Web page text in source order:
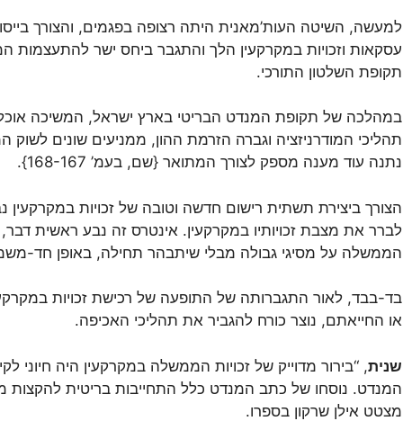
למעשה, השיטה העות’מאנית היתה רצופה בפגמים, והצורך
עסקאות וזכויות במקרקעין הלך והתגבר ביחס ישר להתעצמות
תקופת השלטון התורכי.
במהלכה של תקופת המנדט הבריטי בארץ ישראל, המשיכה
תהליכי המודרניזציה וגברה הזרמת ההון, ממניעים שונים
נתנה עוד מענה מספק לצורך המתואר {שם, בעמ’ 168-167}.
הצורך ביצירת תשתית רישום חדשה וטובה של זכויות
לברר את מצבת זכויותיו במקרקעין. אינטרס זה נבע ראשית
הממשלה על מסיגי גבולה מבלי שיתבהר תחילה, באופן חד-
בד-בבד, לאור התגברותה של התופעה של רכישת זכויות
או החייאתם, נוצר כורח להגביר את תהליכי האכיפה.
שנית, “בירור מדוייק של זכויות הממשלה במקרקעין היה חיוני
המנדט. נוסחו של כתב המנדט כלל התחייבות בריטית להקצות
מצטט אילן שרקון בספרו.